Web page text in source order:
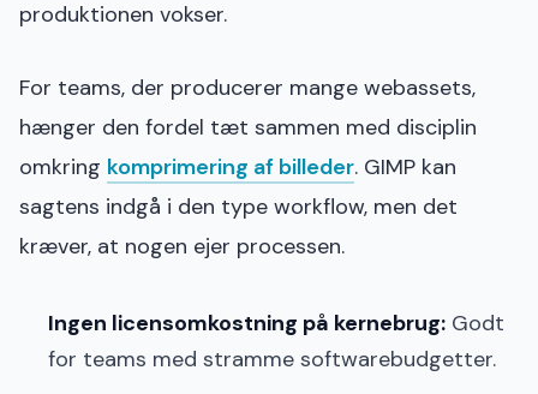
produktionen vokser.
For teams, der producerer mange webassets,
hænger den fordel tæt sammen med disciplin
omkring komprimering af billeder. GIMP kan
sagtens indgå i den type workflow, men det
kræver, at nogen ejer processen.
Ingen licensomkostning på kernebrug: Godt
for teams med stramme softwarebudgetter.